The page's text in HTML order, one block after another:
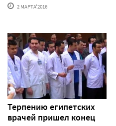
2 МАРТА'2016
Терпению египетских
врачей пришел конец